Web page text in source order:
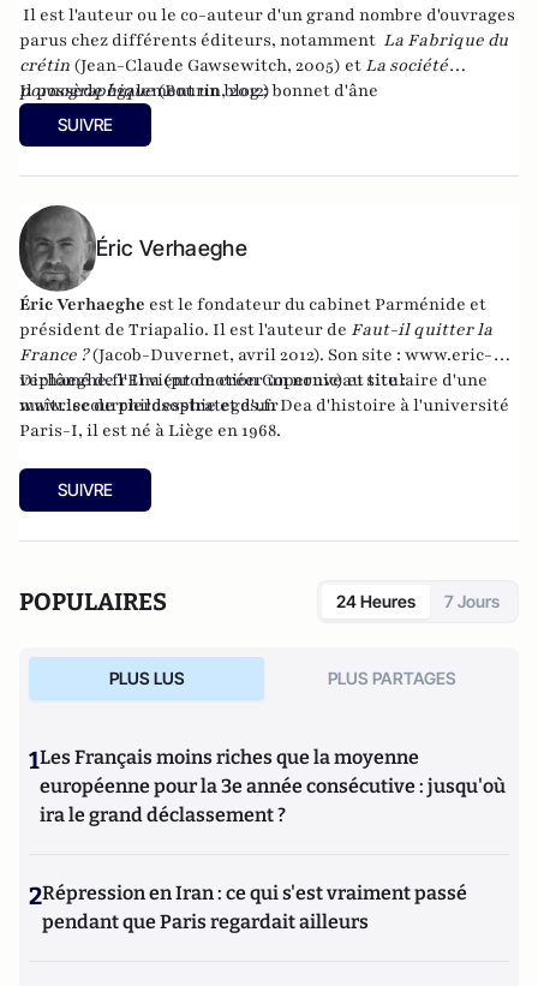
Il est l'auteur ou le co-auteur d'un grand nombre d'ouvrages
parus chez différents éditeurs, notamment La Fabrique du
crétin (Jean-Claude Gawsewitch, 2005) et La société
pornographique(Bourin, 2012)
Il possède également un blog :bonnet d'âne
SUIVRE
Éric Verhaeghe
Éric Verhaeghe est le fondateur du cabinet Parménide et
président de Triapalio. Il est l'auteur de Faut-il quitter la
France ?(Jacob-Duvernet, avril 2012). Son site : www.eric-
verhaeghe.frIl vient de créer un nouveau site :
www.lecourrierdesstrateges.fr
Diplômé de l'Ena (promotion Copernic) et titulaire d'une
maîtrise de philosophie et d'un Dea d'histoire à l'université
Paris-I, il est né à Liège en 1968.
SUIVRE
POPULAIRES 24 Heures 7 Jours
PLUS LUS PLUS PARTAGES
1Les Français moins riches que la moyenne
européenne pour la 3e année consécutive : jusqu'où
ira le grand déclassement ?
2Répression en Iran : ce qui s'est vraiment passé
pendant que Paris regardait ailleurs